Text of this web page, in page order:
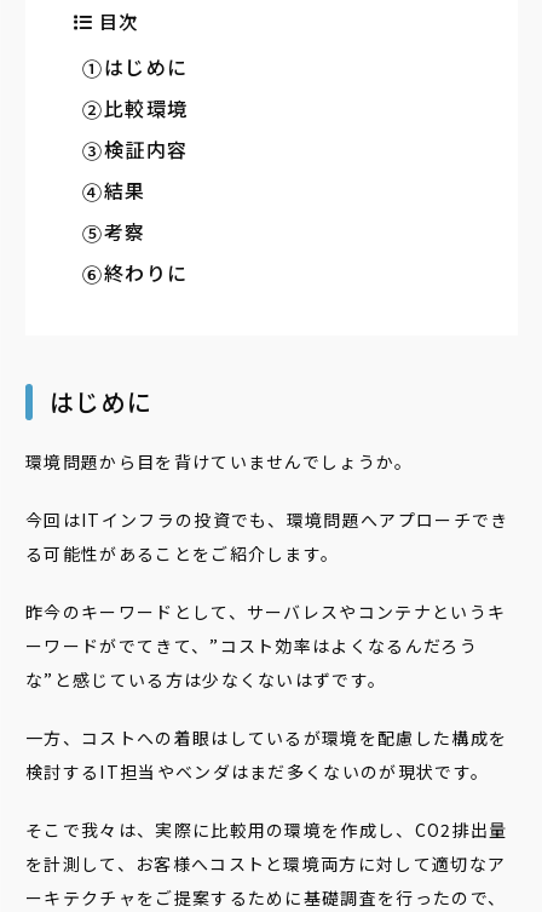
目次
はじめに
比較環境
検証内容
結果
考察
終わりに
はじめに
環境問題から目を背けていませんでしょうか。
今回はITインフラの投資でも、環境問題へアプローチでき
る可能性があることをご紹介します。
昨今のキーワードとして、サーバレスやコンテナというキ
ーワードがでてきて、”コスト効率はよくなるんだろう
な”と感じている方は少なくないはずです。
一方、コストへの着眼はしているが環境を配慮した構成を
検討するIT担当やベンダはまだ多くないのが現状です。
そこで我々は、実際に比較用の環境を作成し、CO2排出量
を計測して、お客様へコストと環境両方に対して適切なア
ーキテクチャをご提案するために基礎調査を行ったので、